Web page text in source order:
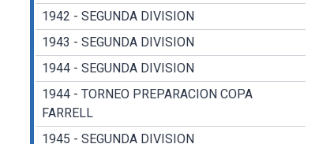
1942 - SEGUNDA DIVISION
1943 - SEGUNDA DIVISION
1944 - SEGUNDA DIVISION
1944 - TORNEO PREPARACION COPA
FARRELL
1945 - SEGUNDA DIVISION